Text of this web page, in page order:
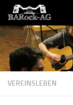
Skip to content
VEREINSLEBEN